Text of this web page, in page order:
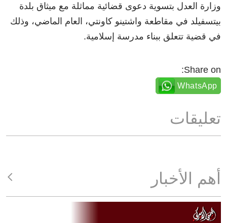
وزارة العدل بتسوية دعوى قضائية مماثلة مع ميثاق بلدة
بيتسفيلد في مقاطعة واشتينو كاونتي، العام الماضي، وذلك
في قضية تتعلق ببناء مدرسة إسلامية.
Share on:
WhatsApp
تعليقات
أهم الأخبار